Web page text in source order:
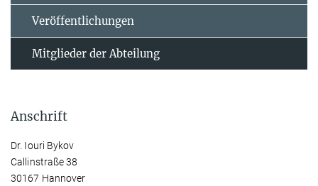
Veröffentlichungen
Mitglieder der Abteilung
Anschrift
Dr. Iouri Bykov
Callinstraße 38
30167 Hannover